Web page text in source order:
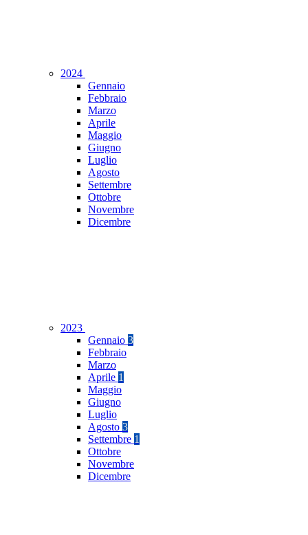
2024
Gennaio
Febbraio
Marzo
Aprile
Maggio
Giugno
Luglio
Agosto
Settembre
Ottobre
Novembre
Dicembre
2023
Gennaio 3
Febbraio
Marzo
Aprile 1
Maggio
Giugno
Luglio
Agosto 3
Settembre 1
Ottobre
Novembre
Dicembre